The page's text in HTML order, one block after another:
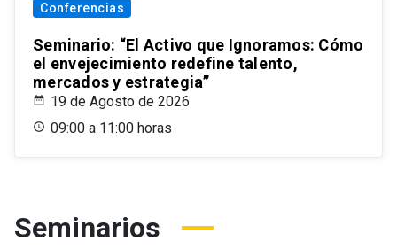
Conferencias
Seminario: “El Activo que Ignoramos: Cómo
el envejecimiento redefine talento,
mercados y estrategia”
19 de Agosto de 2026
09:00 a 11:00 horas
Seminarios